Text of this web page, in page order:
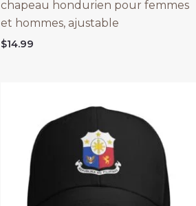
chapeau hondurien pour femmes
et hommes, ajustable
$14.99